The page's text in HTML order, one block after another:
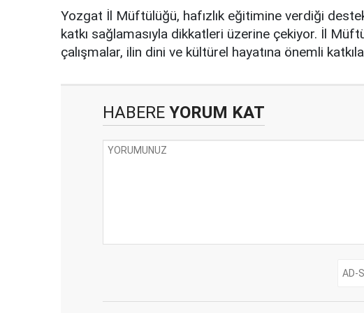
Yozgat İl Müftülüğü, hafızlık eğitimine verdiği
katkı sağlamasıyla dikkatleri üzerine çekiyor. İl
çalışmalar, ilin dini ve kültürel hayatına önemli
HABERE YORUM KAT